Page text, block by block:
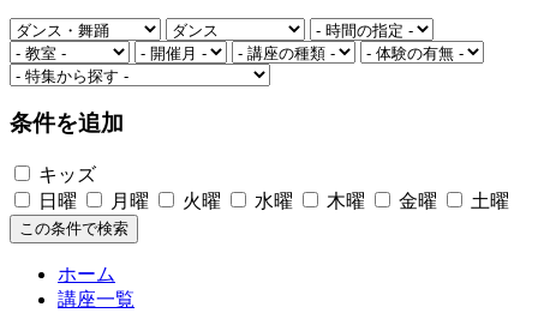
条件を追加
キッズ
日曜
月曜 火曜 水曜 木曜 金曜 土曜
この条件で検索
ホーム
講座一覧